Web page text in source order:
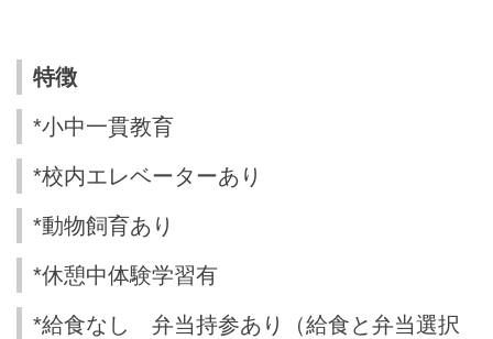
特徴
*小中一貫教育
*校内エレベーターあり
*動物飼育あり
*休憩中体験学習有
*給食なし 弁当持参あり（給食と弁当選択